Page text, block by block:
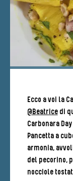
Ecco a voi la
@Beatricedi
Carbonara
Pancetta a
armonia,
del pecorino,
nocciole